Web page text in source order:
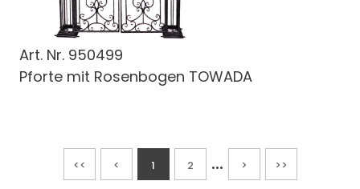
Art. Nr. 950499
Pforte mit Rosenbogen TOWADA
<< < 1 2 ... > >>